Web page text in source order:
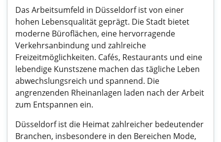
Das Arbeitsumfeld in Düsseldorf ist von einer
hohen Lebensqualität geprägt. Die Stadt bietet
moderne Büroflächen, eine hervorragende
Verkehrsanbindung und zahlreiche
Freizeitmöglichkeiten. Cafés, Restaurants und eine
lebendige Kunstszene machen das tägliche Leben
abwechslungsreich und spannend. Die
angrenzenden Rheinanlagen laden nach der Arbeit
zum Entspannen ein.
Düsseldorf ist die Heimat zahlreicher bedeutender
Branchen, insbesondere in den Bereichen Mode,